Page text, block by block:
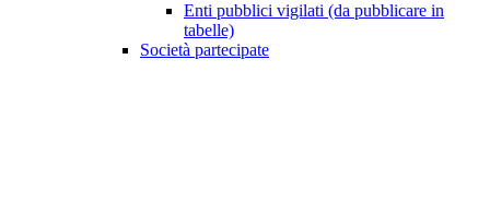
Enti pubblici vigilati (da pubblicare in
tabelle)
Società partecipate